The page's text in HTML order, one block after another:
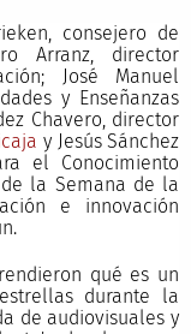
consejero de
Arranz, director
José Manuel
y Enseñanzas
Chavero, director
y Jesús Sánchez
el Conocimiento
la Semana de la
e innovación
qué es un
durante la
de audiovisuales y